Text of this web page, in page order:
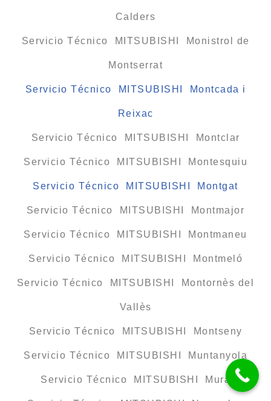
Calders
Servicio Técnico MITSUBISHI Monistrol de
Montserrat
Servicio Técnico MITSUBISHI Montcada i
Reixac
Servicio Técnico MITSUBISHI Montclar
Servicio Técnico MITSUBISHI Montesquiu
Servicio Técnico MITSUBISHI Montgat
Servicio Técnico MITSUBISHI Montmajor
Servicio Técnico MITSUBISHI Montmaneu
Servicio Técnico MITSUBISHI Montmeló
Servicio Técnico MITSUBISHI Montornès del
Vallès
Servicio Técnico MITSUBISHI Montseny
Servicio Técnico MITSUBISHI Muntanyola
Servicio Técnico MITSUBISHI Mura